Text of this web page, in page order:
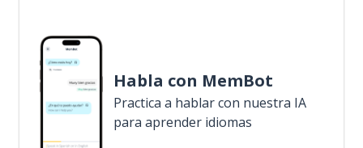
Habla con MemBot
Practica a hablar con nuestra IA
para aprender idiomas